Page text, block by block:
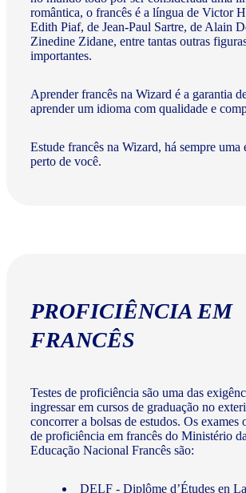
romântica, o francês é a língua de Victor
Edith Piaf, de Jean-Paul Sartre, de Alain
Zinedine Zidane, entre tantas outras
importantes.
Aprender francês na Wizard é a garantia
aprender um idioma com qualidade e
Estude francês na Wizard, há sempre uma
perto de você.
PROFICIÊNCIA EM
FRANCÊS
Testes de proficiência são uma das
ingressar em cursos de graduação no
concorrer a bolsas de estudos. Os exames
de proficiência em francês do Ministério da
Educação Nacional Francês são:
DELF - Diplôme d’Études en